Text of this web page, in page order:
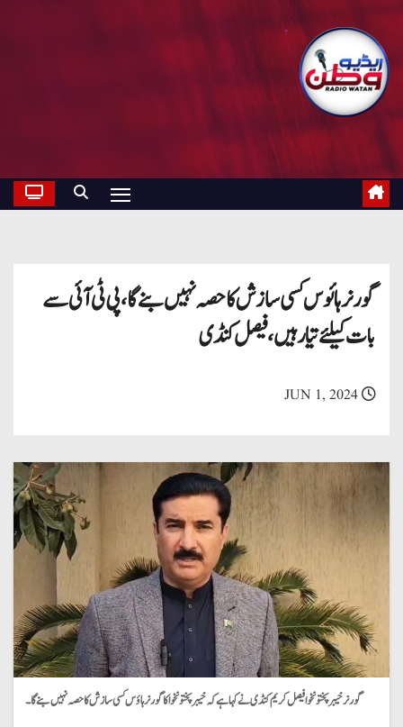
گورنر ہائوس کسی سازش کا حصہ نہیں بنے گا ، پی ٹی آئی سے
بات کیلئے تیار ہیں ، فیصل کنڈی
JUN 1, 2024
گورنرخیبرپختونخوا فیصل کریم کنڈی نے کہا ہے کہ خیبر پختونخوا کا گورنر ہاؤس کسی سازش کا حصہ نہیں بنے گا۔